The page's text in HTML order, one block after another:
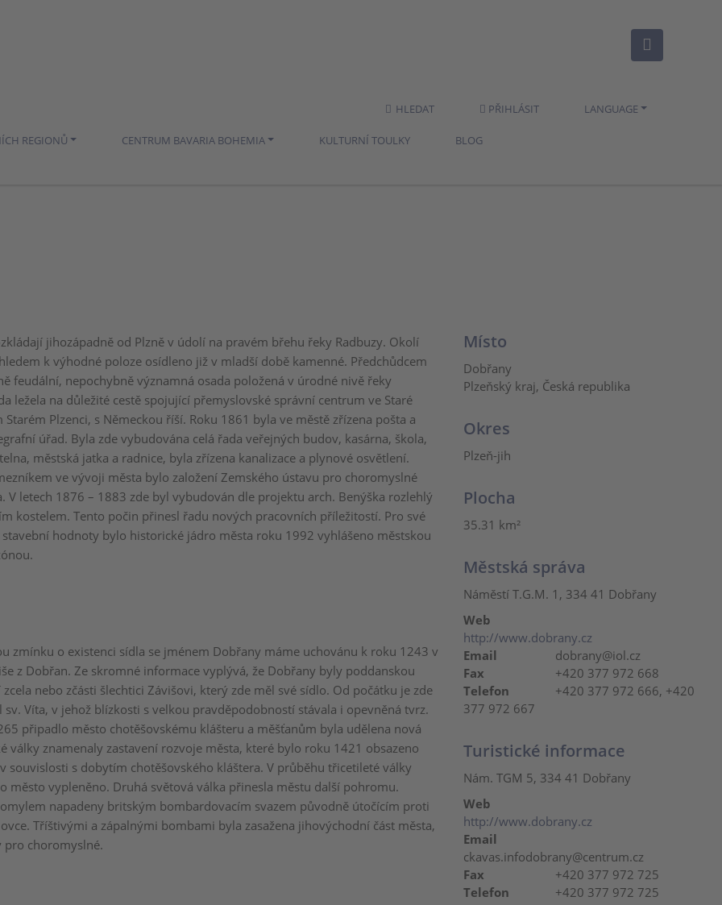
HLEDAT PŘIHLÁSIT LANGUAGE
REGIONŮ CENTRUM BAVARIA BOHEMIA KULTURNÍ TOULKY BLOG
jihozápadně od Plzně v údolí na pravém břehu řeky Radbuzy. Okolí
k výhodné poloze osídleno již v mladší době kamenné. Předchůdcem
feudální, nepochybně významná osada položená v úrodné nivě řeky
ležela na důležité cestě spojující přemyslovské správní centrum ve Staré
Starém Plzenci, s Německou říší. Roku 1861 byla ve městě zřízena pošta a
úřad. Byla zde vybudována celá řada veřejných budov, kasárna, škola,
městská jatka a radnice, byla zřízena kanalizace a plynové osvětlení.
ve vývoji města bylo založení Zemského ústavu pro choromyslné
V letech 1876 – 1883 zde byl vybudován dle projektu arch. Benýška rozlehlý
kostelem. Tento počin přinesl řadu nových pracovních příležitostí. Pro své
hodnoty bylo historické jádro města roku 1992 vyhlášeno městskou
zmínku o existenci sídla se jménem Dobřany máme uchovánu k roku 1243 v
z Dobřan. Ze skromné informace vyplývá, že Dobřany byly poddanskou
nebo zčásti šlechtici Závišovi, který zde měl své sídlo. Od počátku je zde
sv. Víta, v jehož blízkosti s velkou pravděpodobností stávala i opevněná tvrz.
připadlo město chotěšovskému klášteru a měšťanům byla udělena nová
války znamenaly zastavení rozvoje města, které bylo roku 1421 obsazeno
souvislosti s dobytím chotěšovského kláštera. V průběhu třicetileté války
město vypleněno. Druhá světová válka přinesla městu další pohromu.
napadeny britským bombardovacím svazem původně útočícím proti
Tříštivými a zápalnými bombami byla zasažena jihovýchodní část města,
pro choromyslné.
Místo
Dobřany
Plzeňský kraj, Česká republika
Okres
Plzeň-jih
Plocha
35.31 km²
Městská správa
Náměstí T.G.M. 1, 334 41 Dobřany
Web
http://www.dobrany.cz
Email
dobrany@iol.cz
Fax
+420 377 972 668
Telefon
+420 377 972 666, +420
377 972 667
Turistické informace
Nám. TGM 5, 334 41 Dobřany
Web
http://www.dobrany.cz
Email
ckavas.infodobrany@centrum.cz
Fax
+420 377 972 725
Telefon
+420 377 972 725